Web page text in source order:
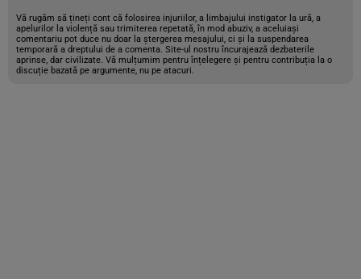
Vă rugăm să țineți cont că folosirea injuriilor, a limbajului instigator la ură, a
apelurilor la violență sau trimiterea repetată, în mod abuziv, a aceluiași
comentariu pot duce nu doar la ștergerea mesajului, ci și la suspendarea
temporară a dreptului de a comenta. Site-ul nostru încurajează dezbaterile
aprinse, dar civilizate. Vă mulțumim pentru înțelegere și pentru contribuția la o
discuție bazată pe argumente, nu pe atacuri.